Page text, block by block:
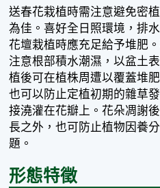
送春花栽植時需注意避免密
為佳。喜好全日照環境，排
花壇栽植時應充足給予堆肥
注意根部積水潮濕，以盆土
植後可在植株周遭以覆蓋堆
也可以防止定植初期的雜草
接澆灌在花瓣上。花朵凋謝
長之外，也可防止植物因養
題。
形態特徵